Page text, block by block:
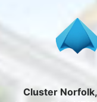
Cluster